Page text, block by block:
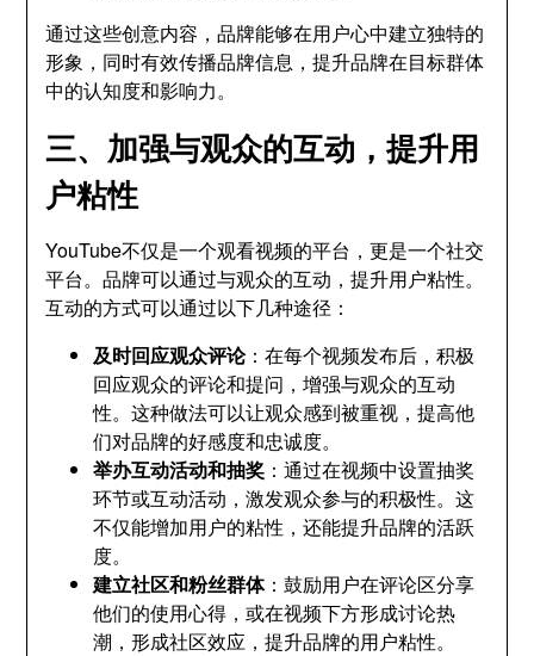
通过这些创意内容，品牌能够在用户心中建立独特的
形象，同时有效传播品牌信息，提升品牌在目标群体
中的认知度和影响力。
三、加强与观众的互动，提升用
户粘性
YouTube不仅是一个观看视频的平台，更是一个社交
平台。品牌可以通过与观众的互动，提升用户粘性。
互动的方式可以通过以下几种途径：
及时回应观众评论：在每个视频发布后，积极
回应观众的评论和提问，增强与观众的互动
性。这种做法可以让观众感到被重视，提高他
们对品牌的好感度和忠诚度。
举办互动活动和抽奖 ：通过在视频中设置抽奖
环节或互动活动，激发观众参与的积极性。这
不仅能增加用户的粘性，还能提升品牌的活跃
度。
建立社区和粉丝群体：鼓励用户在评论区分享
他们的使用心得，或在视频下方形成讨论热
潮，形成社区效应，提升品牌的用户粘性。